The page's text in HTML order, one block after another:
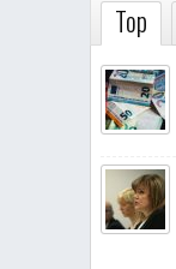
Top